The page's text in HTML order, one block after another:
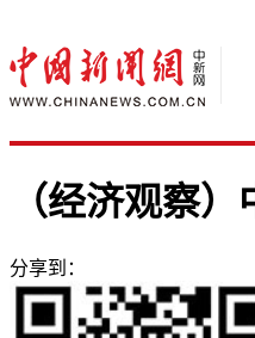
（经济观察
分享到：